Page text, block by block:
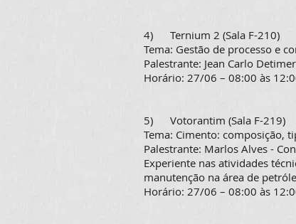
4) Ternium 2 (Sala F-210)
Tema: Gestão de processo e
Palestrante: Jean Carlo
Horário: 27/06 – 08:00 às
5) Votorantim (Sala F-219)
Tema: Cimento: composição,
Palestrante: Marlos Alves -
Experiente nas atividades
manutenção na área de
Horário: 27/06 – 08:00 às